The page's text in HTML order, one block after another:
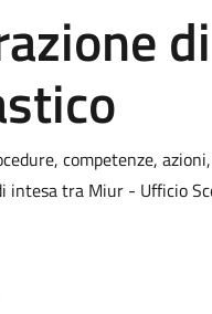
competenze,
tra Miur - Ufficio